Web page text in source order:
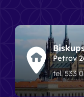
Petrov
tel. 533